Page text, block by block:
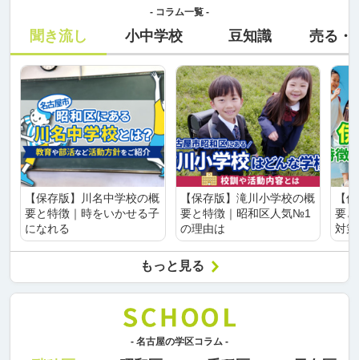
- コラム一覧 -
聞き流し 小中学校 豆知識 売る・
【保存版】川名中学校の概
要と特徴｜時をいかせる子
になれる
【保存版】滝川小学校の概
要と特徴｜昭和区人気№1
の理由は
【
要
対
もっと見る
- 名古屋の学区コラム -